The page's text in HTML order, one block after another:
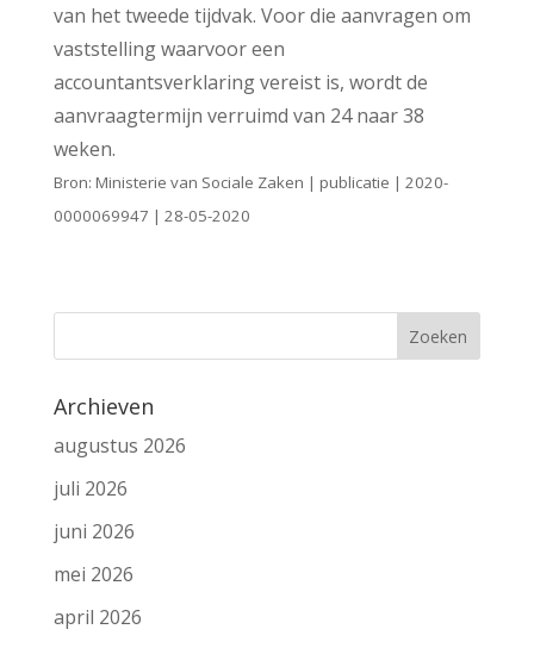
van het tweede tijdvak. Voor die aanvragen om
vaststelling waarvoor een
accountantsverklaring vereist is, wordt de
aanvraagtermijn verruimd van 24 naar 38
weken.
Bron: Ministerie van Sociale Zaken | publicatie | 2020-
0000069947 | 28-05-2020
Archieven
augustus 2026
juli 2026
juni 2026
mei 2026
april 2026